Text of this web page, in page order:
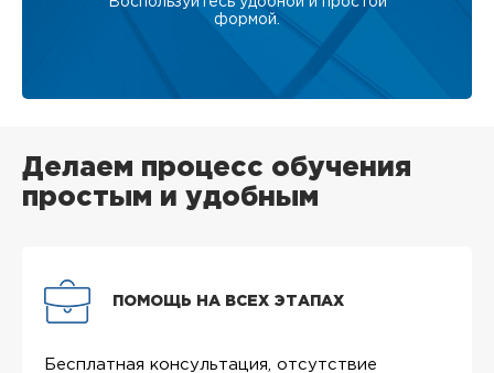
формой.
Делаем процесс обучения
простым и удобным
ПОМОЩЬ НА ВСЕХ ЭТАПАХ
Бесплатная консультация, отсутствие